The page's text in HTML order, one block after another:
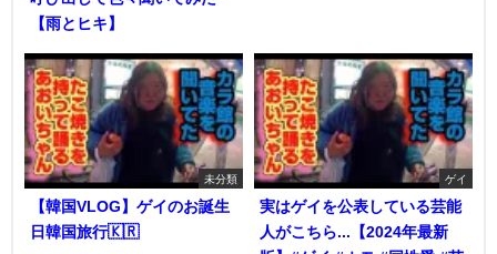
【雨とヒキ】
未分類
【韓国VLOG】ゲイのお誕生
日韓国旅行🇰🇷
ゲイ
実はゲイを公表している芸能
人がこちら...【2024年最新